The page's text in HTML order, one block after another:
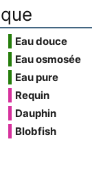
Eau douce
Eau osmosée
Eau pure
Requin
Dauphin
Blobfish